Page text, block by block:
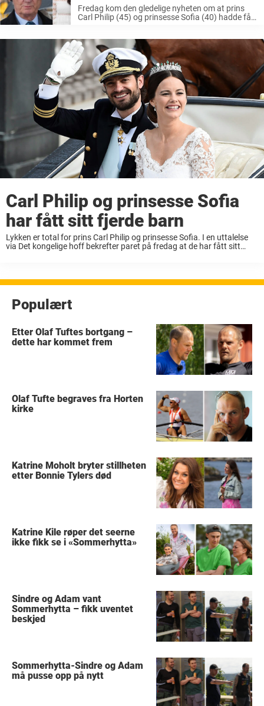
Fredag kom den gledelige nyheten om at prins
Carl Philip (45) og prinsesse Sofia (40) hadde fått
prinsen og ...
Carl Philip og prinsesse Sofia
har fått sitt fjerde barn
Lykken er total for prins Carl Philip og prinsesse Sofia. I en uttalelse
via Det kongelige hoff bekrefter paret på fredag at de har fått sitt
Populært
Etter Olaf Tuftes bortgang –
dette har kommet frem
Olaf Tufte begraves fra Horten
kirke
Katrine Moholt bryter stillheten
etter Bonnie Tylers død
Katrine Kile røper det seerne
ikke fikk se i «Sommerhytta»
Sindre og Adam vant
Sommerhytta – fikk uventet
beskjed
Sommerhytta-Sindre og Adam
må pusse opp på nytt